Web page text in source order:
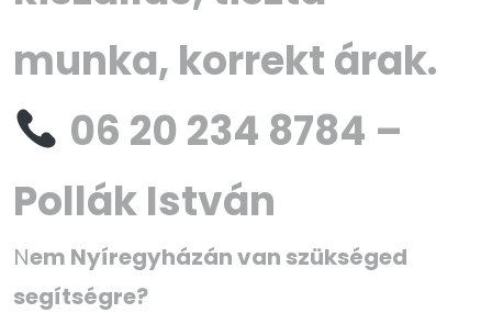
munka, korrekt árak.
06 20 234 8784 –
Pollák István
Nem Nyíregyházán van szükséged
segítségre?